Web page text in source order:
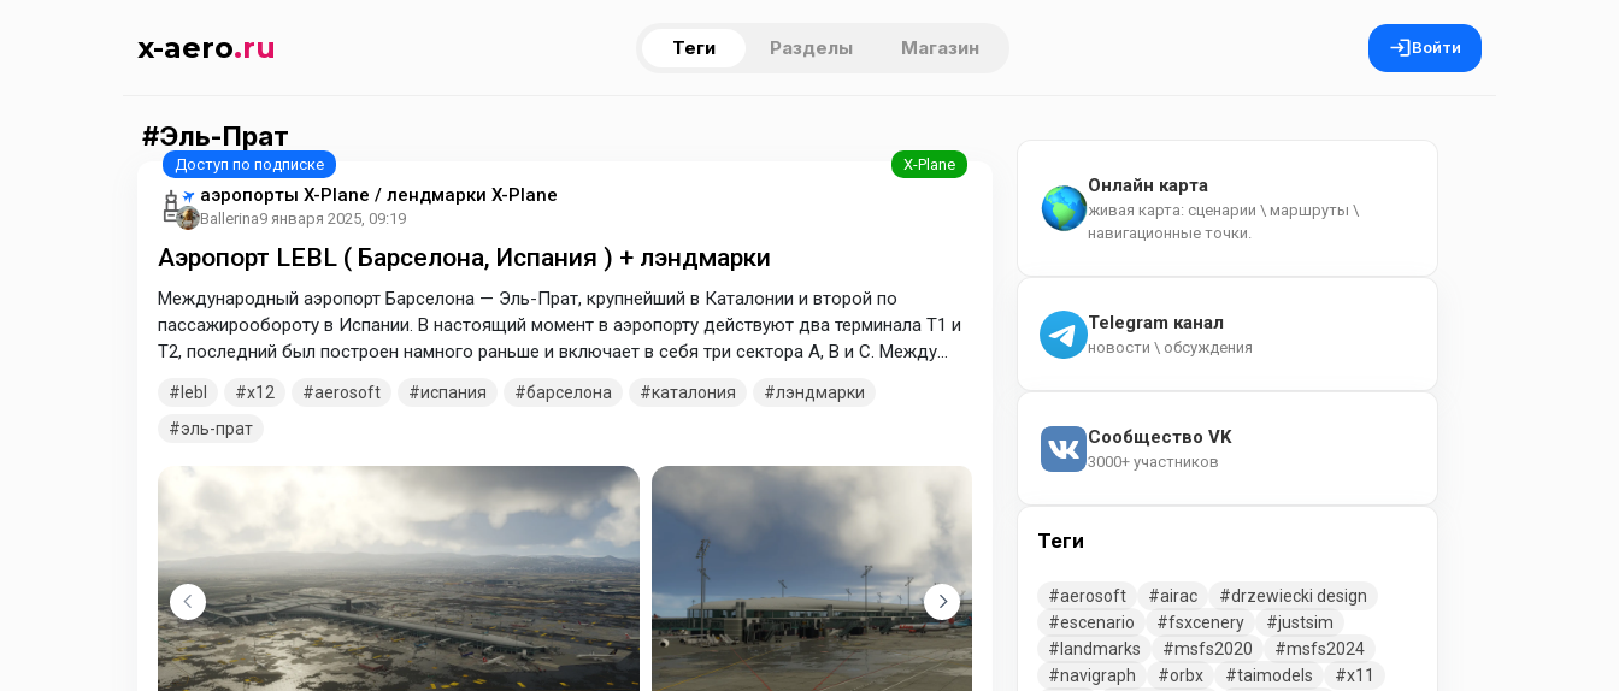
x-aero.ru Теги Разделы Магазин Войти
Эль-Прат
аэропорты X-Plane / лендмарки X-Plane
Ballerina9 января 2025, 09:19
Аэропорт LEBL ( Барселона, Испания ) + лэндмарки
Международный аэропорт Барселона — Эль-Прат, крупнейший в Каталонии и второй по
пассажирообороту в Испании. В настоящий момент в аэропорту действуют два терминала Т1 и
Т2, последний был построен намного раньше и включает в себя три сектора А, В и С. Между
терминала Т2 организован шаттл до нового терминала Т1.
lebl x12 aerosoft испания барселона каталония
лэндмарки
эль-прат
Онлайн карта
живая карта: сценарии \ маршруты \
навигационные точки.
Telegram канал
новости \ обсуждения
Сообщество VK
3000+ участников
Теги
aerosoft airac
drzewiecki design
escenario
fsxcenery
justsim
landmarks
msfs2020
msfs2024
navigraph
orbx taimodels
x11